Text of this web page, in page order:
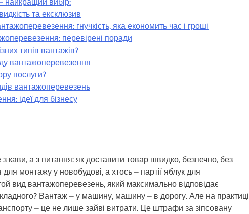
та ексклюзив
гнучкість, яка економить час і гроші
перевірені поради
типів вантажів?
вантажоперевезення
послуги?
вантажоперевезень
ідеї для бізнесу
кави, а з питання: як доставити товар швидко, безпечно, без
монтажу у новобудові, а хтось – партії яблук для
вид вантажоперевезень, який максимально відповідає
Вантаж – у машину, машину – в дорогу. Але на практиці
– це не лише зайві витрати. Це штрафи за зіпсовану